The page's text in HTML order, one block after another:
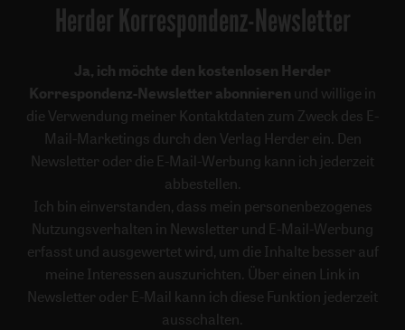
Herder Korrespondenz-Newsletter
Ja, ich möchte den kostenlosen Herder
Korrespondenz-Newsletter abonnieren und willige in
die Verwendung meiner Kontaktdaten zum Zweck des E-
Mail-Marketings durch den Verlag Herder ein. Den
Newsletter oder die E-Mail-Werbung kann ich jederzeit
abbestellen.
Ich bin einverstanden, dass mein personenbezogenes
Nutzungsverhalten in Newsletter und E-Mail-Werbung
erfasst und ausgewertet wird, um die Inhalte besser auf
meine Interessen auszurichten. Über einen Link in
Newsletter oder E-Mail kann ich diese Funktion jederzeit
ausschalten.